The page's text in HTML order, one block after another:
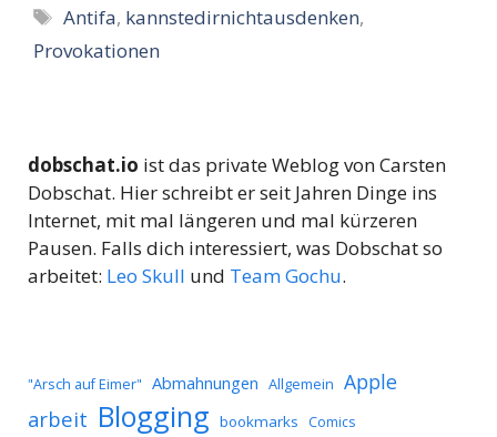
Schlagwörter
Antifa, kannstedirnichtausdenken,
Provokationen
dobschat.io ist das private Weblog von Carsten
Dobschat. Hier schreibt er seit Jahren Dinge ins
Internet, mit mal längeren und mal kürzeren
Pausen. Falls dich interessiert, was Dobschat so
arbeitet: Leo Skull und Team Gochu.
"Arsch auf Eimer" Abmahnungen Allgemein Apple
arbeit Blogging bookmarks Comics